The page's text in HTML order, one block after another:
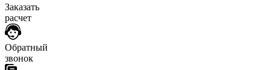
Заказать
расчет
Обратный
звонок